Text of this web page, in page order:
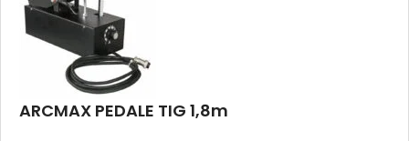
ARCMAX PEDALE TIG 1,8m